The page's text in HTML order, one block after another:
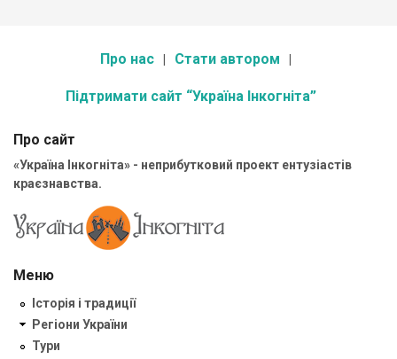
Про нас Стати автором
Підтримати сайт “Україна Інкогніта”
Про сайт
«Україна Інкогніта» - неприбутковий проект ентузіастів
краєзнавства.
Меню
Історія і традиції
Регіони України
Тури